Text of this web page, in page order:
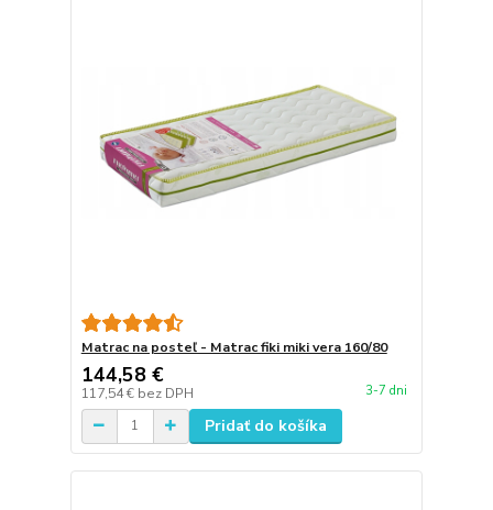
Matrac na posteľ - Matrac fiki miki vera 160/80
144,58 €
117,54 € bez DPH 3-7 dni
Pridať do košíka